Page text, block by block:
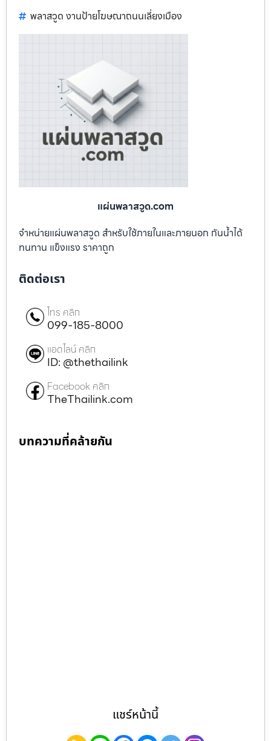
พลาสวูด งานป้ายโฆษณาถนนเลี่ยงเมือง
แผ่นพลาสวูด.com
จำหน่ายแผ่นพลาสวูด สำหรับใช้ภายในและภายนอก กันน้ำได้
ทนทาน แข็งแรง ราคาถูก
ติดต่อเรา
โทร คลิก
099-185-8000
แอดไลน์ คลิก
ID: @thethailink
Facebook คลิก
TheThailink.com
บทความที่คล้ายกัน
แชร์หน้านี้